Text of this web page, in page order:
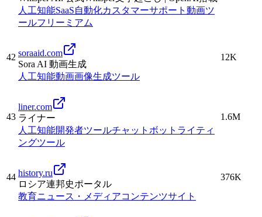
人工知能SaaS自動化カスタマーサポート 動画ツ
ールフリーミアム
42 soraaid.com
Sora AI 動画生成
人工知能動画画像生成ツール
12K
43
liner.com
ライナー
人工知能開発者ツールチャットボット ライティ
ングツール
1.6M
44 history.ru
ロシア連邦史ポータル
教育ニュース・メディアコンテンツサイト
376K